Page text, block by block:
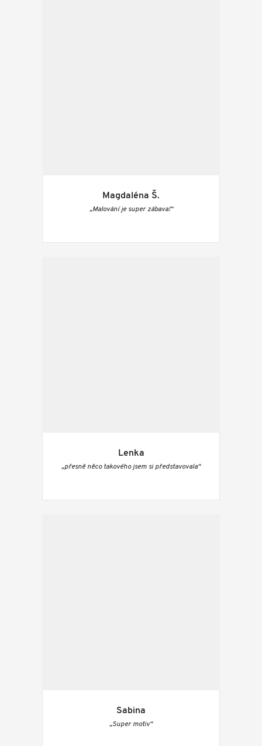
Magdaléna Š.
„Malování je super zábava!“
Lenka
„přesně něco takového jsem si představovala“
Sabina
„Super motiv“